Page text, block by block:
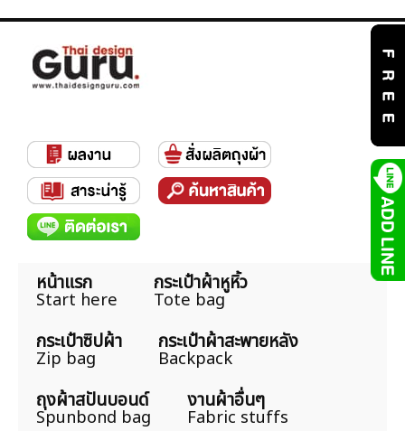
หน้าแรก
Start here
กระเป๋าผ้าหูหิ้ว
Tote bag
กระเป๋าซิปผ้า
Zip bag
กระเป๋าผ้าสะพายหลัง
Backpack
ถุงผ้าสปันบอนด์
Spunbond bag
งานผ้าอื่นๆ
Fabric stuffs